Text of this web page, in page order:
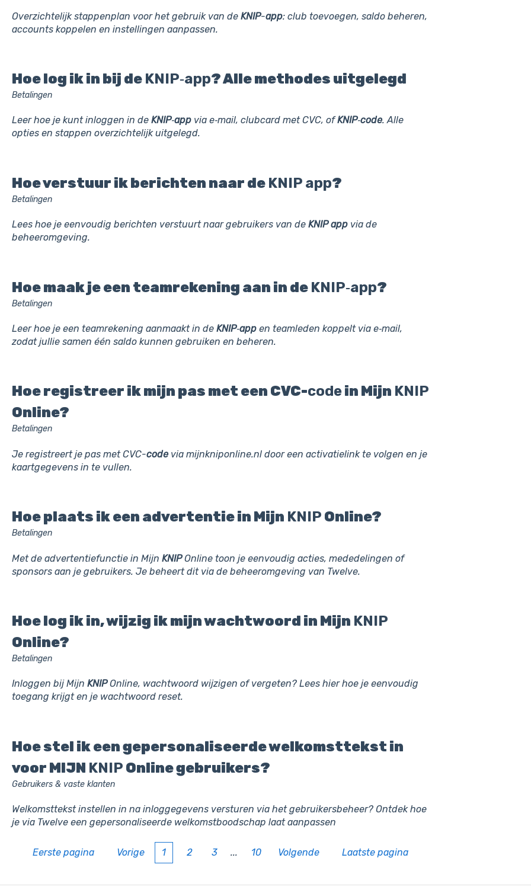
Overzichtelijk stappenplan voor het gebruik van de KNIP-app: club toevoegen, saldo beheren,
accounts koppelen en instellingen aanpassen.
Hoe log ik in bij de KNIP‑app? Alle methodes uitgelegd
Betalingen
Leer hoe je kunt inloggen in de KNIP‑appvia e‑mail, clubcard met CVC, ofKNIP‑code. Alle
opties en stappen overzichtelijk uitgelegd.
Hoe verstuur ik berichten naar de KNIP app?
Betalingen
Lees hoe je eenvoudig berichten verstuurt naar gebruikers van de KNIP appvia de
beheeromgeving.
Hoe maak je een teamrekening aan in de KNIP‑app?
Betalingen
Leer hoe je een teamrekening aanmaakt in de KNIP‑appen teamleden koppelt via e‑mail,
zodat jullie samen één saldo kunnen gebruiken en beheren.
Hoe registreer ik mijn pas met een CVC-codein Mijn KNIP
Online?
Betalingen
Je registreert je pas met CVC-codevia mijnkniponline.nl door een activatielink te volgen en je
kaartgegevens in te vullen.
Hoe plaats ik een advertentie in Mijn KNIP Online?
Betalingen
Met de advertentiefunctie in Mijn KNIPOnline toon je eenvoudig acties, mededelingen of
sponsors aan je gebruikers. Je beheert dit via de beheeromgeving van Twelve.
Hoe log ik in, wijzig ik mijn wachtwoord in Mijn KNIP
Online?
Betalingen
Inloggen bij Mijn KNIPOnline, wachtwoord wijzigen of vergeten? Lees hier hoe je eenvoudig
toegang krijgt en je wachtwoord reset.
Hoe stel ik een gepersonaliseerde welkomsttekst in
voor MIJN KNIP Online gebruikers?
Gebruikers & vaste klanten
Welkomsttekst instellen in na inloggegevens versturen via het gebruikersbeheer? Ontdek hoe
je via Twelve een gepersonaliseerde welkomstboodschap laat aanpassen
Eerste pagina Vorige 1 2 3 ... 10 Volgende Laatste pagina